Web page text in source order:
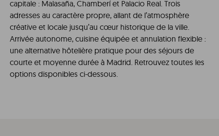
capitale : Malasaña, Chamberí et Palacio Real. Trois
adresses au caractère propre, allant de l’atmosphère
créative et locale jusqu’au cœur historique de la ville.
Arrivée autonome, cuisine équipée et annulation flexible :
une alternative hôtelière pratique pour des séjours de
courte et moyenne durée à Madrid. Retrouvez toutes les
options disponibles ci-dessous.